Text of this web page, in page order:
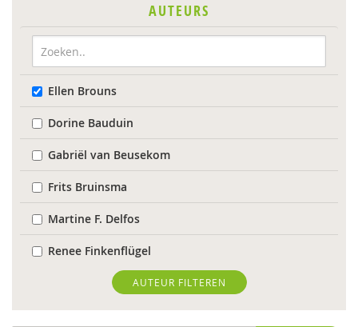
AUTEURS
Ellen Brouns
Dorine Bauduin
Gabriël van Beusekom
Frits Bruinsma
Martine F. Delfos
Renee Finkenflügel
Willem Huijnk
Lucet van der Kamp
AUTEUR FILTEREN